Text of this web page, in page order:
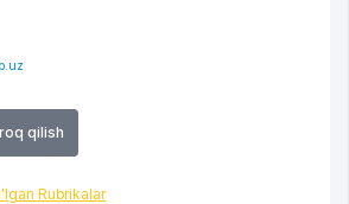
qilish
Rubrikalar